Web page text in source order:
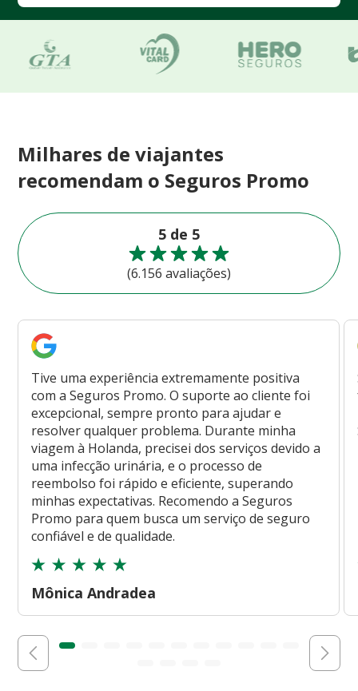
Milhares de viajantes
recomendam o Seguros Promo
5 de 5
(6.156 avaliações)
Tive uma experiência extremamente positiva
com a Seguros Promo. O suporte ao cliente foi
excepcional, sempre pronto para ajudar e
resolver qualquer problema. Durante minha
viagem à Holanda, precisei dos serviços devido a
uma infecção urinária, e o processo de
reembolso foi rápido e eficiente, superando
minhas expectativas. Recomendo a Seguros
Promo para quem busca um serviço de seguro
confiável e de qualidade.
Mônica Andradea